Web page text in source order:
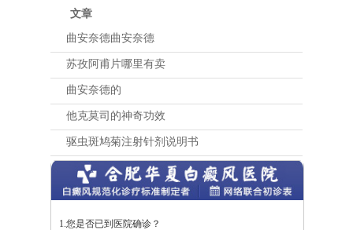
文章
曲安奈德曲安奈德
苏孜阿甫片哪里有卖
曲安奈德的
他克莫司的神奇功效
驱虫斑鸠菊注射针剂说明书
1.您是否已到医院确诊？